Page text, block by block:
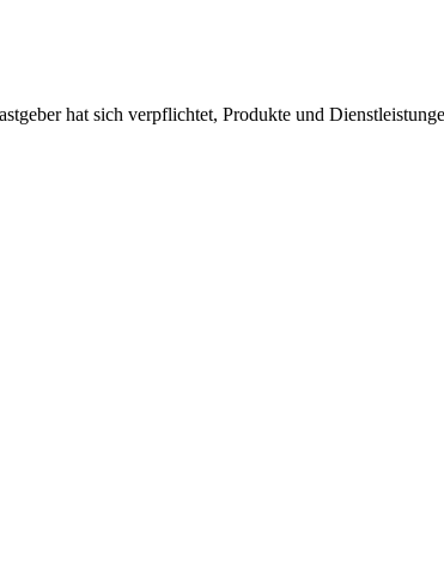
hat sich verpflichtet, Produkte und